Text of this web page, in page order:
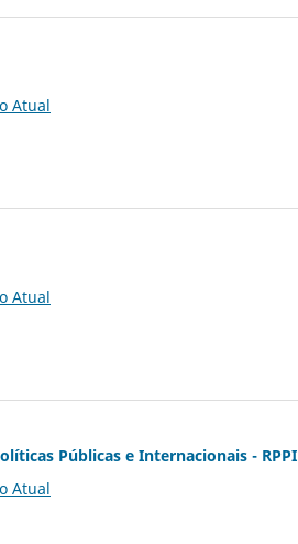
Atual
Atual
Públicas e Internacionais - RPPI
Atual